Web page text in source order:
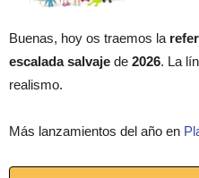
Buenas, hoy os traemos la
escalada salvaje de 2026. La
realismo.
Más lanzamientos del año en